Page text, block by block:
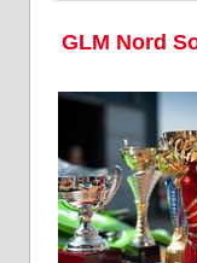
GLM Nord